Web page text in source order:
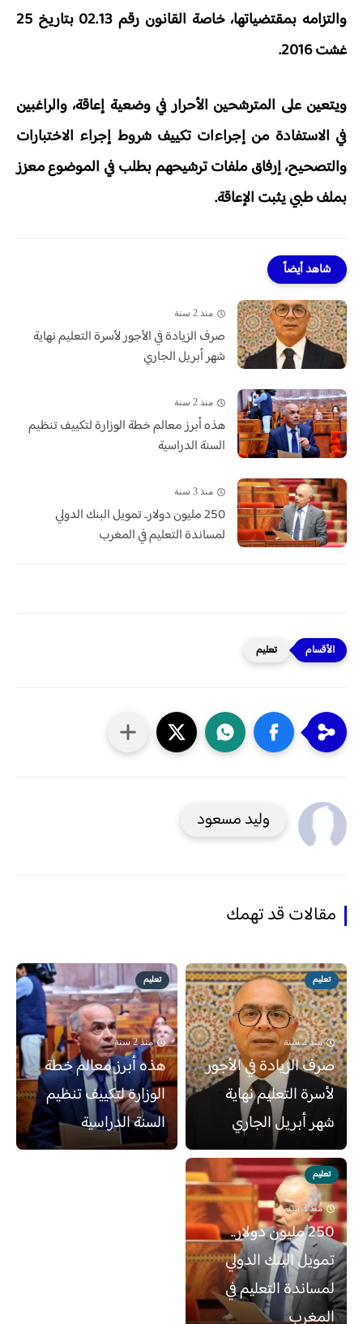
والتزامه بمقتضياتها، خاصة القانون رقم 02.13 بتاريخ 25
غشت 2016.
ويتعين على المترشحين الأحرار في وضعية إعاقة، والراغبين
في الاستفادة من إجراءات تكييف شروط إجراء الاختبارات
والتصحيح، إرفاق ملفات ترشيحهم بطلب في الموضوع معزز
بملف طبي يثبت الإعاقة.
شاهد أيضاً
منذ 2 سنة
صرف الزيادة في الأجور لأسرة التعليم نهاية
شهر أبريل الجاري
منذ 2 سنة
هذه أبرز معالم خطة الوزارة لتكييف تنظيم
السنة الدراسية
منذ 3 سنة
250 مليون دولار.. تمويل البنك الدولي
لمساندة التعليم في المغرب
تعليم
وليد مسعود
مقالات قد تهمك
تعليم
منذ 2 سنة
صرف الزيادة في الأجور
لأسرة التعليم نهاية
شهر أبريل الجاري
تعليم
منذ 2 سنة
هذه أبرز معالم خطة
الوزارة لتكييف تنظيم
السنة الدراسية
تعليم
منذ 3 سنة
250 مليون دولار..
تمويل البنك الدولي
لمساندة التعليم في
المغرب